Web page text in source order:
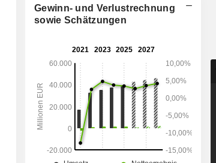
Gewinn- und Verlustrechnung
sowie Schätzungen